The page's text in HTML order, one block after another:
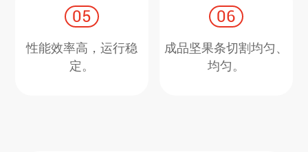
05
性能效率高，运行稳
定。
06
成品坚果条切割均匀、
均匀。